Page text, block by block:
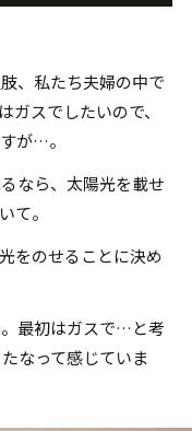
、私たち夫婦の中で
ガスでしたいので、
が…。
なら、太陽光を載せ
て。
をのせることに決め
最初はガスで…と考
なって感じていま